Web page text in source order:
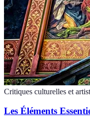
Critiques culturelles et
Les Éléments